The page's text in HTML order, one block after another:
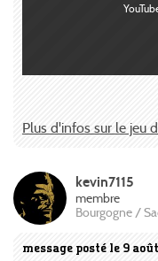
Plus d'infos sur le jeu
message posté le 9
kevin7115
membre
Bourgogne /